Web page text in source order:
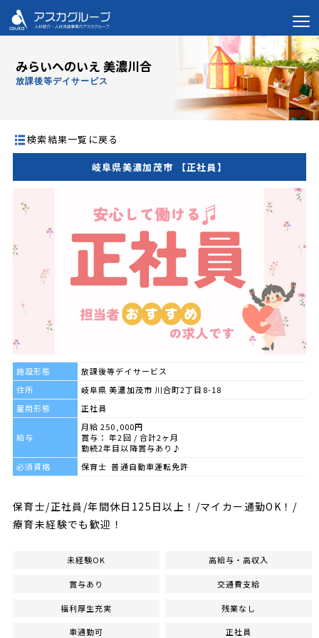
みらいへのいえ 美濃川合
放課後等デイサービス
検索結果一覧に戻る
岐阜県美濃加茂市 【正社員】
施設形態
放課後等デイサービス
住所
岐阜県 美濃加茂市 川合町2丁目8-18
雇用形態
正社員
給与
月給 250,000円
賞与： 年2回 / 合計2ヶ月
勤続2年目以降賞与あり♪
必須資格
保育士 普通自動車運転免許
保育士/正社員/年間休日125日以上！/マイカー通勤OK！/
療育未経験でも歓迎！
未経験OK 高給与・高収入
賞与あり 交通費支給
福利厚生充実 残業なし
車通勤可 正社員